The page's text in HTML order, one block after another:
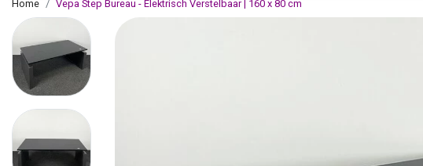
Home Vepa Step Bureau - Elektrisch Verstelbaar | 160 x 80 cm